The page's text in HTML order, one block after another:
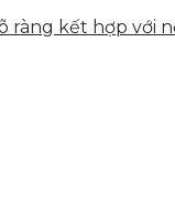
ràng kết hợp